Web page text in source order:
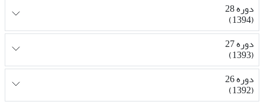
دوره 28
(1394)
دوره 27
(1393)
دوره 26
(1392)